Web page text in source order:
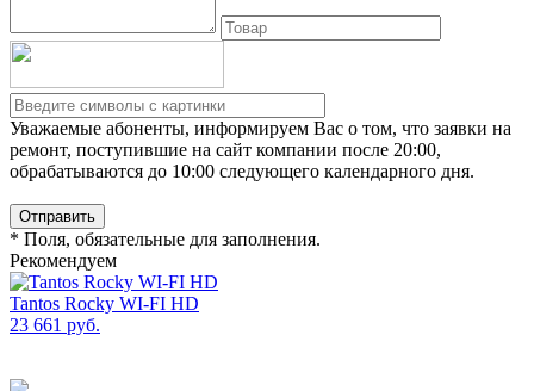
Уважаемые абоненты, информируем Вас о том, что заявки на
ремонт, поступившие на сайт компании после 20:00,
обрабатываются до 10:00 следующего календарного дня.
Отправить
* Поля, обязательные для заполнения.
Рекомендуем
Tantos Rocky WI-FI HD
23 661 руб.